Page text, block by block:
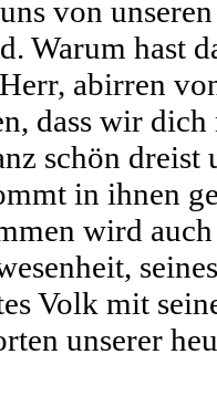
von
Warum hast
abirren
dass wir
schön dreist
in ihnen
wird
Volk mit
unserer